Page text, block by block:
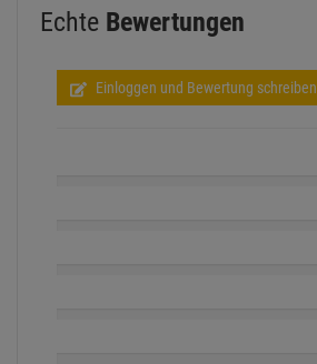
Echte Bewertungen
Einloggen und Bewertung schreiben